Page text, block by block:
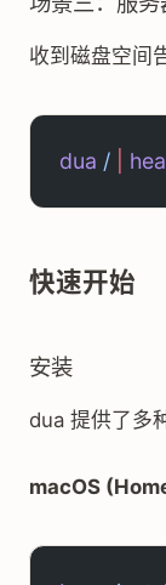
收到磁盘空间
dua /
快速开始
安装
dua 提供了多
macOS